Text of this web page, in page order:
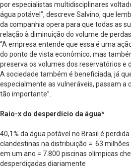
por especialistas multidisciplinares
água potável”, descreve Salvino, que
da companhia opera para que todas as
relação à diminuição do volume de perdas.
“A empresa entende que essa é uma
do ponto de vista econômico, mas
preserva os volumes dos reservatórios e
A sociedade também é beneficiada, já
especialmente as vulneráveis, passam a
tão importante”.
Raio-x do desperdício da água*
40,1% da água potável no Brasil é
clandestinas na distribuição = 63
em um ano = 7.800 piscinas olímpicas
desperdiçadas diariamente